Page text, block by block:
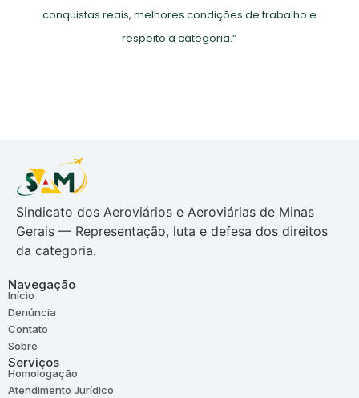
conquistas reais, melhores condições de trabalho e
respeito à categoria.”
Sindicato dos Aeroviários e Aeroviárias de Minas
Gerais — Representação, luta e defesa dos direitos
da categoria.
Navegação
Início
Denúncia
Contato
Sobre
Serviços
Homologação
Atendimento Jurídico